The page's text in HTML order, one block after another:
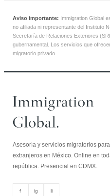
Aviso importante: Immigration Global
no afiliada ni representante del Instituto
Secretaría de Relaciones Exteriores
gubernamental. Los servicios que
migratorio privado.
Asesoría y servicios migratorios para
extranjeros en México. Online en
república. Presencial en CDMX.
f ig li